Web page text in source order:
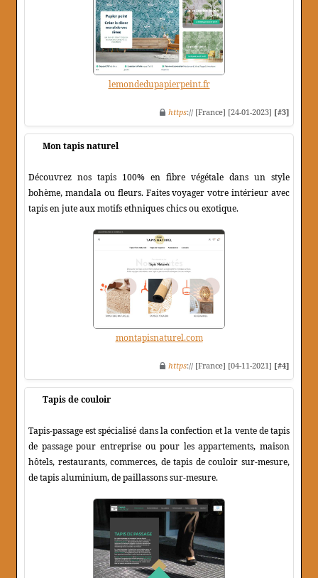
lemondedupapierpeint.fr
https:// [France] [24-01-2023] [#3]
Mon tapis naturel
Découvrez nos tapis 100% en fibre végétale dans un style
bohème, mandala ou fleurs. Faites voyager votre intérieur avec
tapis en jute aux motifs ethniques chics ou exotique.
montapisnaturel.com
https:// [France] [04-11-2021] [#4]
Tapis de couloir
Tapis-passage est spécialisé dans la confection et la vente de tapis
de passage pour entreprise ou pour les appartements, maison
hôtels, restaurants, commerces, de tapis de couloir sur-mesure,
de tapis aluminium, de paillassons sur-mesure.